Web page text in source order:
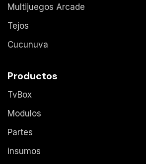
Multijuegos Arcade
Tejos
Cucunuva
Productos
TvBox
Modulos
Partes
insumos